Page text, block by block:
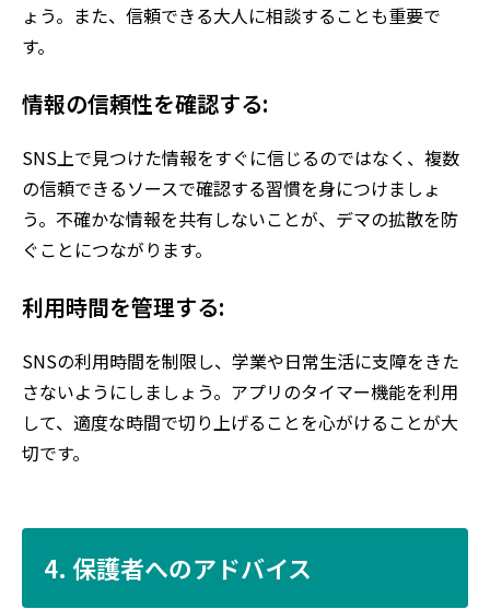
ょう。また、信頼できる大人に相談することも重要で
す。
情報の信頼性を確認する:
SNS上で見つけた情報をすぐに信じるのではなく、複数
の信頼できるソースで確認する習慣を身につけましょ
う。不確かな情報を共有しないことが、デマの拡散を防
ぐことにつながります。
利用時間を管理する:
SNSの利用時間を制限し、学業や日常生活に支障をきた
さないようにしましょう。アプリのタイマー機能を利用
して、適度な時間で切り上げることを心がけることが大
切です。
4. 保護者へのアドバイス